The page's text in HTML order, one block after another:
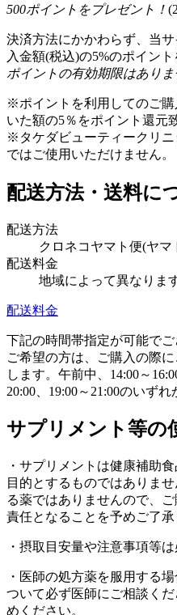
500ポイントをプレゼント！
決済方法にかかわらず、当
入金額(税込)の5%のポイント
ポイントの有効期限はありま
※ポイントを利用してのご購
いた額の5％をポイント還元
※タケダビューティークリニ
ではご使用いただけません。
配送方法・送料に
配送方法
クロネコヤマト便(ヤマ
配送料金
地域によって異なりま
配送料金
下記の時間帯指定が可能でご
ご希望の方は、ご購入の際
します。午前中、14:00～
20:00、19:00～21:00のいずれ
サプリメント等の
・サプリメントは健康補助
目的とするものではありま
る薬ではありませんので、
責任となることを予めご了承
・摂取目安量や注意事項等
・医師の処方薬を服用する
ついて必ず医師にご相談く
めください。